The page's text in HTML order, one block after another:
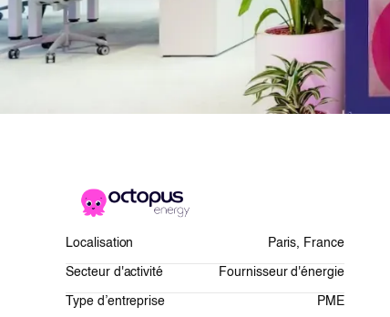
Localisation Paris, France
Secteur d'activité Fournisseur d'énergie
Type d’entreprise PME